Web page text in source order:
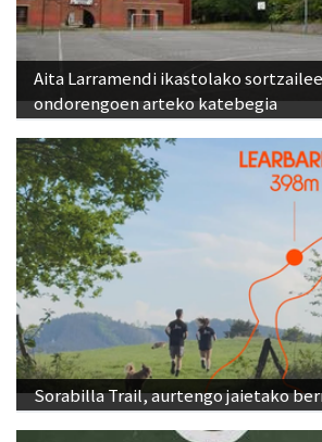
Aita Larramendi ikastolako
ondorengoen arteko katebegia
Sorabilla Trail, aurtengo jaietako